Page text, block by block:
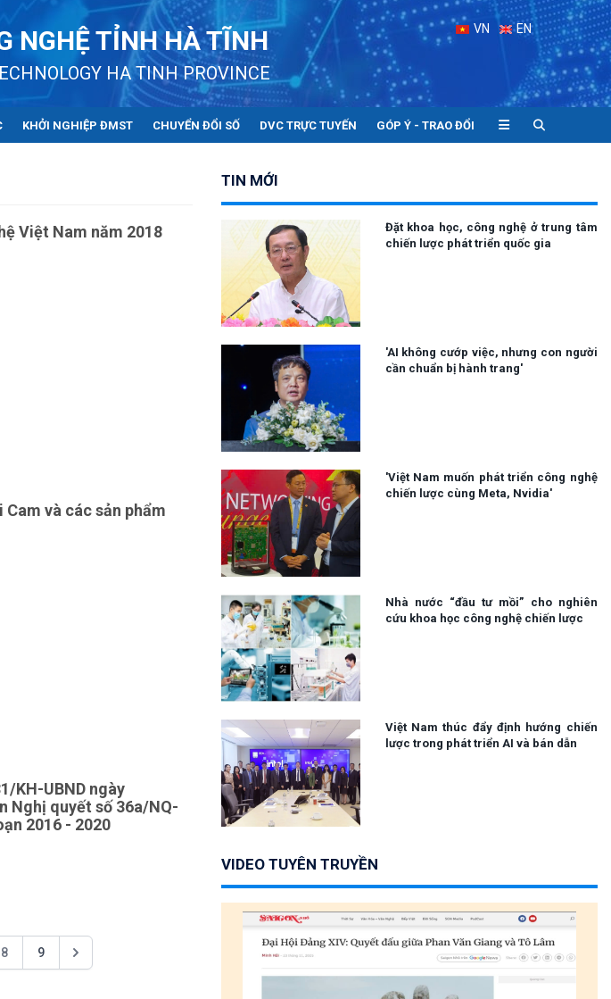
NGHỆ TỈNH HÀ TĨNH
HA TINH PROVINCE
VN EN
KHỞI NGHIỆP ĐMST CHUYỂN ĐỔI SỐ DVC TRỰC TUYẾN GÓP Ý - TRAO ĐỔI
Việt Nam năm 2018
và các sản phẩm
KH-UBND ngày
Nghị quyết số 36a/NQ-
2016 - 2020
8 9
TIN MỚI
Đặt khoa học, công nghệ ở trung tâm
chiến lược phát triển quốc gia
'AI không cướp việc, nhưng con người
cần chuẩn bị hành trang'
'Việt Nam muốn phát triển công nghệ
chiến lược cùng Meta, Nvidia'
Nhà nước “đầu tư mồi” cho nghiên
cứu khoa học công nghệ chiến lược
Việt Nam thúc đẩy định hướng chiến
lược trong phát triển AI và bán dẫn
VIDEO TUYÊN TRUYỀN